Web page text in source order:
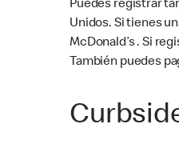
Puedes registrar
Unidos. Si tienes
McDonald’s . Si
También puedes